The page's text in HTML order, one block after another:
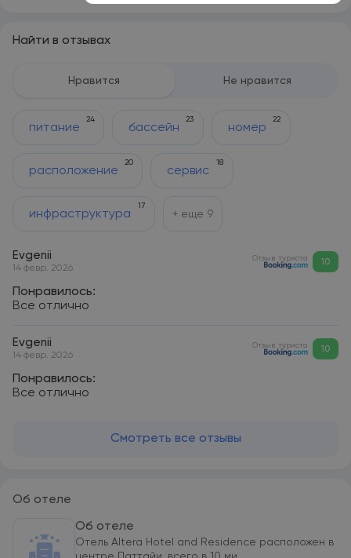
Найти в отзывах
Нравится Не нравится
питание
24
бассейн
23
номер
22
расположение
20
сервис
18
инфраструктура
17
+ еще 9
Evgenii
14 февр. 2026
Отзыв туриста 10
Понравилось:
Все отлично
Evgenii
14 февр. 2026
Отзыв туриста 10
Понравилось:
Все отлично
Смотреть все отзывы
Об отеле
Об отеле
Отель Altera Hotel and Residence расположен в